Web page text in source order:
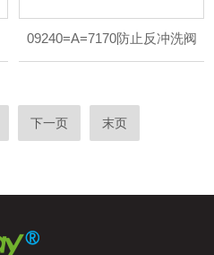
09240=A=7170防止反冲洗阀
下一页 末页